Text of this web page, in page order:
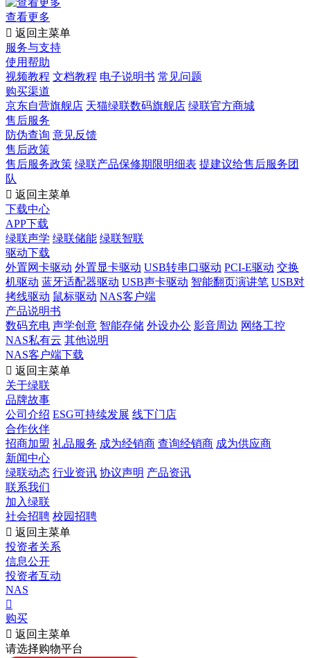
查看更多
 返回主菜单
服务与支持
使用帮助
视频教程 文档教程 电子说明书 常见问题
购买渠道
京东自营旗舰店 天猫绿联数码旗舰店 绿联官方商城
售后服务
防伪查询 意见反馈
售后政策
售后服务政策 绿联产品保修期限明细表 提建议给售后服务团
队
 返回主菜单
下载中心
APP下载
绿联声学 绿联储能 绿联智联
驱动下载
外置网卡驱动 外置显卡驱动 USB转串口驱动 PCI-E驱动 交换
机驱动 蓝牙适配器驱动 USB声卡驱动 智能翻页演讲笔 USB对
拷线驱动 鼠标驱动 NAS客户端
产品说明书
数码充电 声学创意 智能存储 外设办公 影音周边 网络工控
NAS私有云 其他说明
NAS客户端下载
 返回主菜单
关于绿联
品牌故事
公司介绍 ESG可持续发展 线下门店
合作伙伴
招商加盟 礼品服务 成为经销商 查询经销商 成为供应商
新闻中心
绿联动态 行业资讯 协议声明 产品资讯
联系我们
加入绿联
社会招聘 校园招聘
 返回主菜单
投资者关系
信息公开
投资者互动
NAS

购买
 返回主菜单
请选择购物平台